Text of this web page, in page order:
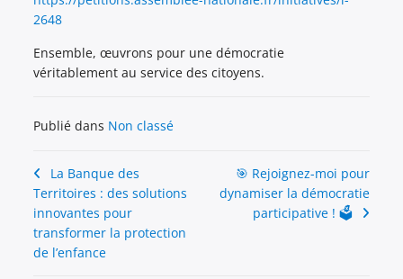
2648
Ensemble, œuvrons pour une démocratie
véritablement au service des citoyens.
Publié dans Non classé
Navigation
de
l’article
La Banque des
Territoires : des solutions
innovantes pour
transformer la protection
de l’enfance
🎯 Rejoignez-moi pour
dynamiser la démocratie
participative ! 🗳️